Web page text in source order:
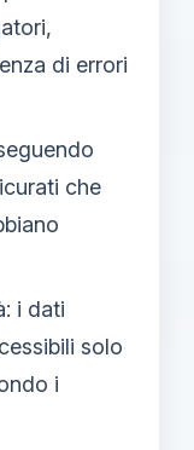
di errori
che
i dati
solo
i